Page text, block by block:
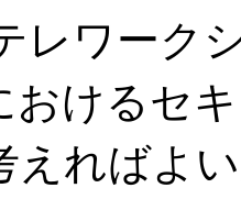
レワーク
おけるセ
えればよ